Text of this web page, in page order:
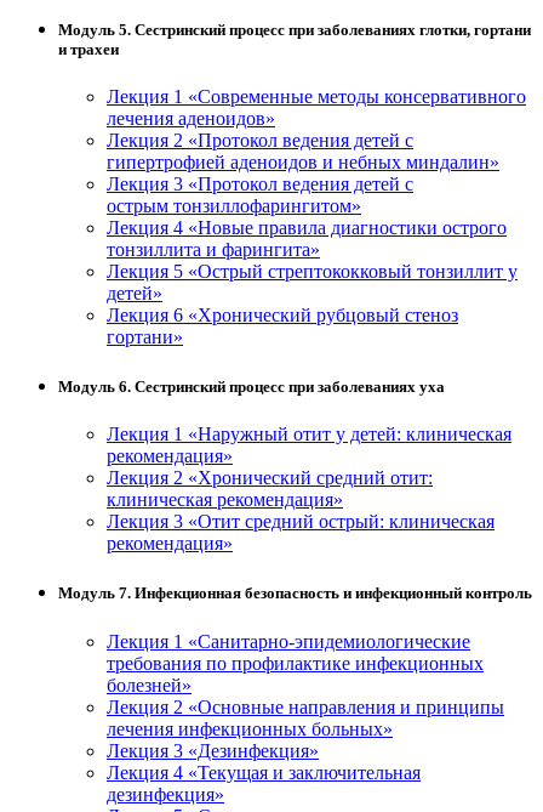
Модуль 5. Сестринский процесс при заболеваниях глотки, гортани
и трахеи
Лекция 1 «Современные методы консервативного
лечения аденоидов»
Лекция 2 «Протокол ведения детей с
гипертрофией аденоидов и небных миндалин»
Лекция 3 «Протокол ведения детей с
острым тонзиллофарингитом»
Лекция 4 «Новые правила диагностики острого
тонзиллита и фарингита»
Лекция 5 «Острый стрептококковый тонзиллит у
детей»
Лекция 6 «Хронический рубцовый стеноз
гортани»
Модуль 6. Сестринский процесс при заболеваниях уха
Лекция 1 «Наружный отит у детей: клиническая
рекомендация»
Лекция 2 «Хронический средний отит:
клиническая рекомендация»
Лекция 3 «Отит средний острый: клиническая
рекомендация»
Модуль 7. Инфекционная безопасность и инфекционный контроль
Лекция 1 «Санитарно-эпидемиологические
требования по профилактике инфекционных
болезней»
Лекция 2 «Основные направления и принципы
лечения инфекционных больных»
Лекция 3 «Дезинфекция»
Лекция 4 «Текущая и заключительная
дезинфекция»